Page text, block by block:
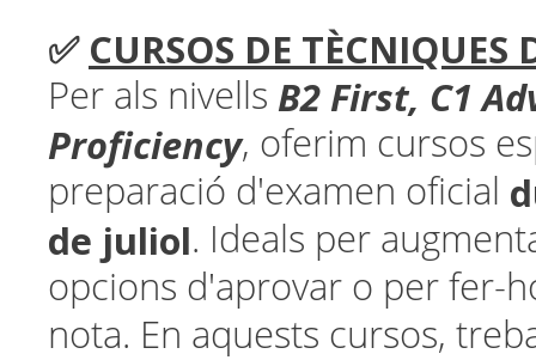
✅ CURSOS DE
Per als nivells B2 First, C1
Proficiency, oferim cursos
preparació d'examen oficial
de juliol. Ideals per
opcions d'aprovar o per fer-
nota. En aquests cursos,